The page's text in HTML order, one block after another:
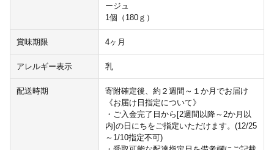
ージュ
1個（180ｇ）
賞味期限 4ヶ月
アレルギー表示 乳
配送時期
寄附確定後、約２週間～１か月でお届け
《お届け日指定について》
・ご入金完了日から[2週間以降～2か月以
内]の日にちをご指定いただけます。(12/25
～1/10指定不可)